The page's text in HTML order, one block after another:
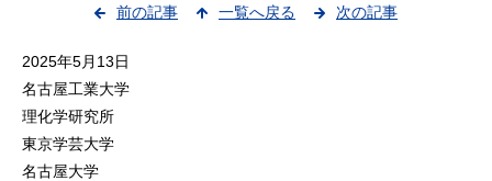
前の記事 一覧へ戻る 次の記事
2025年5月13日
名古屋工業大学
理化学研究所
東京学芸大学
名古屋大学